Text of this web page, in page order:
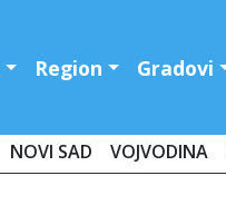
Region Gradovi
NOVI SAD VOJVODINA